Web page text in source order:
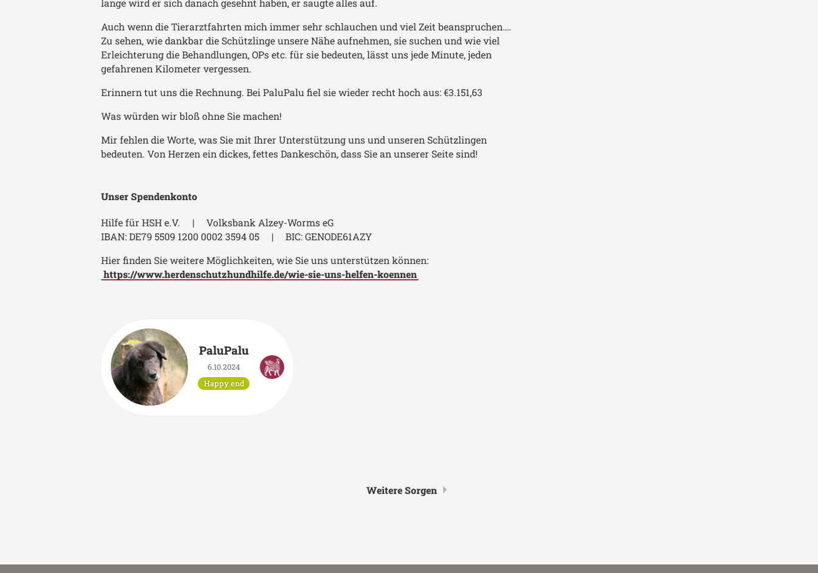
lange wird er sich danach gesehnt haben, er saugte alles auf.
Auch wenn die Tierarztfahrten mich immer sehr schlauchen und viel Zeit beanspruchen….
Zu sehen, wie dankbar die Schützlinge unsere Nähe aufnehmen, sie suchen und wie viel
Erleichterung die Behandlungen, OPs etc. für sie bedeuten, lässt uns jede Minute, jeden
gefahrenen Kilometer vergessen.
Erinnern tut uns die Rechnung. Bei PaluPalu fiel sie wieder recht hoch aus: €3.151,63
Was würden wir bloß ohne Sie machen!
Mir fehlen die Worte, was Sie mit Ihrer Unterstützung uns und unseren Schützlingen
bedeuten. Von Herzen ein dickes, fettes Dankeschön, dass Sie an unserer Seite sind!
Unser Spendenkonto
Hilfe für HSH e.V. | Volksbank Alzey-Worms eG
IBAN: DE79 5509 1200 0002 3594 05 | BIC: GENODE61AZY
Hier finden Sie weitere Möglichkeiten, wie Sie uns unterstützen können:
https://www.herdenschutzhundhilfe.de/wie-sie-uns-helfen-koennen
PaluPalu
6.10.2024
Happy end
Weitere Sorgen